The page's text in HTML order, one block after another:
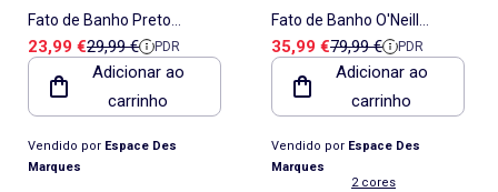
Fato de Banho Preto
Masculino Teddy Smith S-
felipe
Preço de venda
23,99 €Preço de referência
29,99 € PDR
Adicionar ao
carrinho
Vendido por Espace Des
Marques
Fato de Banho O'Neill
Hyperfreak Laranja/Amarelo
para Homem
Preço de venda
35,99 €Preço de referência
79,99 € PDR
Adicionar ao
carrinho
Vendido por Espace Des
Marques
2 cores